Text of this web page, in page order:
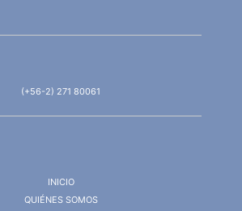
(+56-2) 271 80061
INICIO
QUIÉNES SOMOS